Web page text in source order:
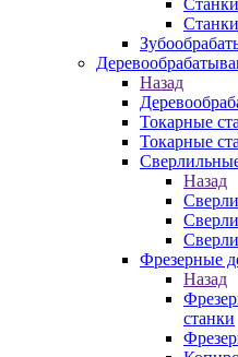
Назад
Токарные
Токарные
Назад
Фрезерные
Назад
станки